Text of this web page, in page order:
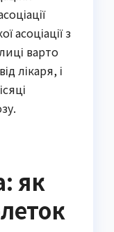
асоціації з
варто
лікаря, і
як